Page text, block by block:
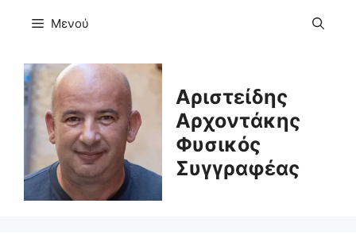
Μενού
Αριστείδης
Αρχοντάκης
Φυσικός
Συγγραφέας